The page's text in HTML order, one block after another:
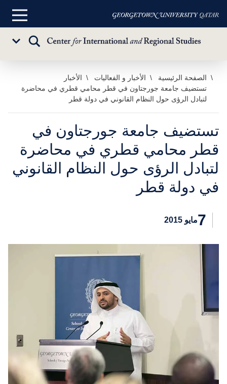
تخطي
المحتوى
الرئيسي
القائمة
تبديل
الصفحة الرئيسية الأخبار و الفعاليات
الأخبار
تستضيف جامعة جورجتاون في قطر محامي قطري في محاضرة
لتبادل الرؤى حول النظام القانوني في دولة قطر
تستضيف جامعة جورجتاون في
قطر محامي قطري في محاضرة
لتبادل الرؤى حول النظام القانوني
في دولة قطر
7مايو 2015